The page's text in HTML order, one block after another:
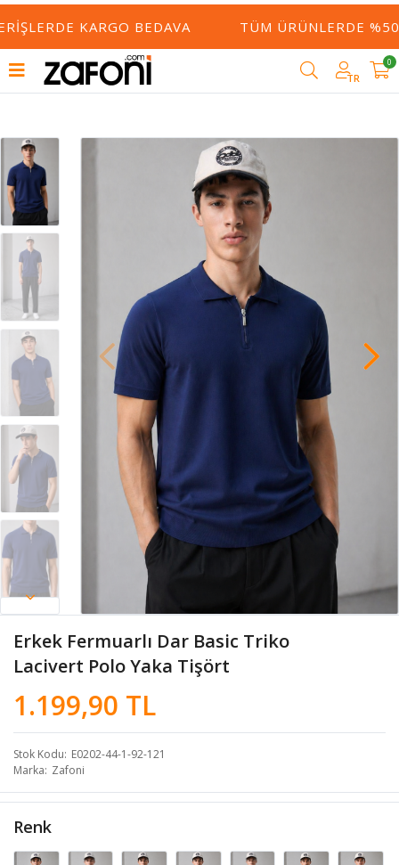
KARGO BEDAVA TÜM ÜRÜNLERDE %50
TR
0
Erkek Fermuarlı Dar Basic Triko
Lacivert Polo Yaka Tişört
1.199,90 TL
Stok Kodu E0202-44-1-92-121
Marka Zafoni
Renk